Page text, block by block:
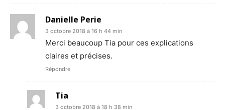
Danielle Perie
3 octobre 2018 à 16 h 44 min
Merci beaucoup Tia pour ces explications
claires et précises.
Répondre
Tia
3 octobre 2018 à 18 h 38 min